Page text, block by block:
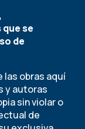
se
de
las obras aquí
y autoras
sin violar o
de